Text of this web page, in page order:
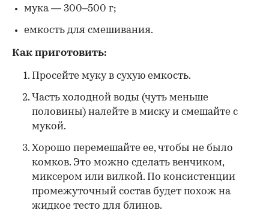
мука — 300–500 г;
емкость для смешивания.
Как приготовить:
Просейте муку в сухую емкость.
Часть холодной воды (чуть меньше
половины) налейте в миску и смешайте с
мукой.
Хорошо перемешайте ее, чтобы не было
комков. Это можно сделать венчиком,
миксером или вилкой. По консистенции
промежуточный состав будет похож на
жидкое тесто для блинов.